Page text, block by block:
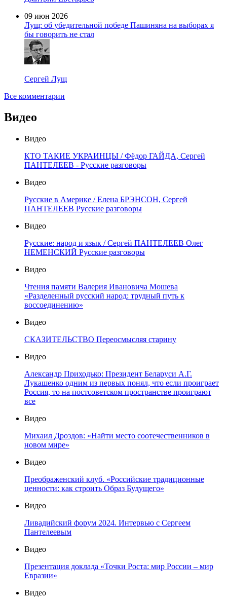
09 июн 2026
Лущ: об убедительной победе Пашиняна на выборах я
бы говорить не стал
Сергей Лущ
Все комментарии
Видео
Видео
КТО ТАКИЕ УКРАИНЦЫ / Фёдор ГАЙДА, Сергей
ПАНТЕЛЕЕВ - Русские разговоры
Видео
Русские в Америке / Елена БРЭНСОН, Сергей
ПАНТЕЛЕЕВ Русские разговоры
Видео
Русские: народ и язык / Сергей ПАНТЕЛЕЕВ Олег
НЕМЕНСКИЙ Русские разговоры
Видео
Чтения памяти Валерия Ивановича Мошева
«Разделенный русский народ: трудный путь к
воссоединению»
Видео
СКАЗИТЕЛЬСТВО Переосмысляя старину
Видео
Александр Приходько: Президент Беларуси А.Г.
Лукашенко одним из первых понял, что если проиграет
Россия, то на постсоветском пространстве проиграют
все
Видео
Михаил Дроздов: «Найти место соотечественников в
новом мире»
Видео
Преображенский клуб. «Российские традиционные
ценности: как строить Образ Будущего»
Видео
Ливадийский форум 2024. Интервью с Сергеем
Пантелеевым
Видео
Презентация доклада «Точки Роста: мир России – мир
Евразии»
Видео